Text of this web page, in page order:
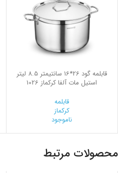
قابلمه گود 26*16 سانتیمتر 8.5 لیتر
استیل مات آلفا کرکماز 1026
قابلمه
کرکماز
ناموجود
محصولات مرتبط